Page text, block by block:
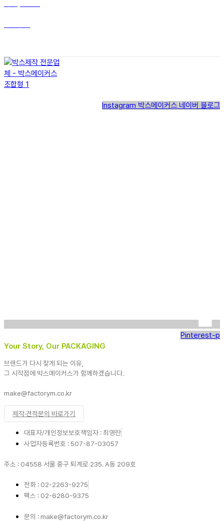
Instagram 박스메이커스 네이버 블로그
Pinterest-p
Your Story, Our PACKAGING
브랜드가 다시 찾게 되는 이유,
그 시작점에 박스메이커스가 함께하겠습니다.
make@factorym.co.kr
제작·견적문의 바로가기
대표자/개인정보보호책임자 : 최영란
사업자등록번호 : 507-87-03057
주소 : 04558 서울 중구 퇴계로 235. A동 209호
전화 : 02-2263-9275
팩스 : 02-6280-9375
문의 : make@factorym.co.kr